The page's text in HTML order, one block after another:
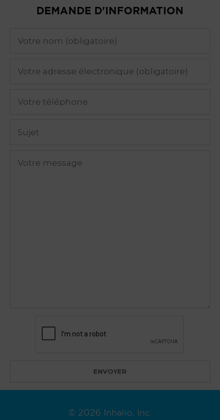
DEMANDE D'INFORMATION
© 2026 Inhalio, Inc.